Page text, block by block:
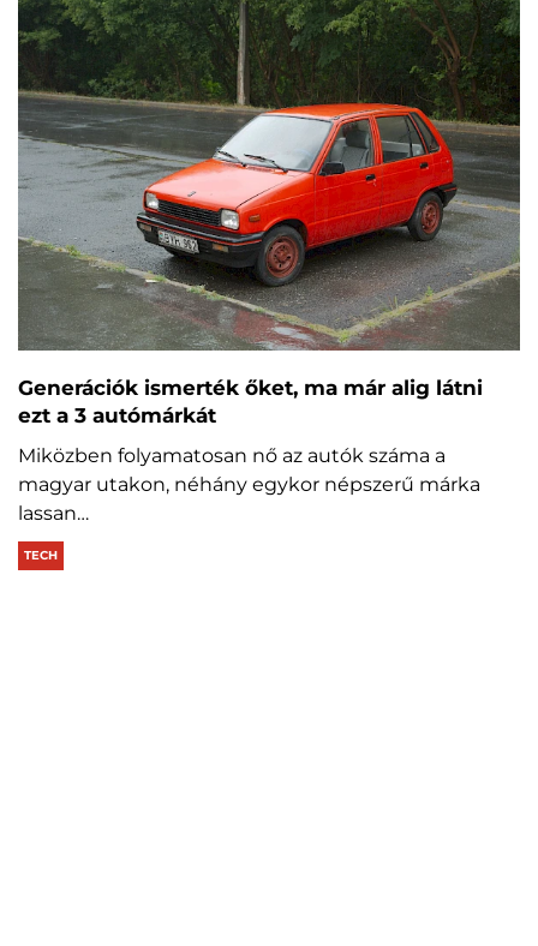
Generációk ismerték őket, ma már alig látni
ezt a 3 autómárkát
Miközben folyamatosan nő az autók száma a
magyar utakon, néhány egykor népszerű márka
lassan…
TECH